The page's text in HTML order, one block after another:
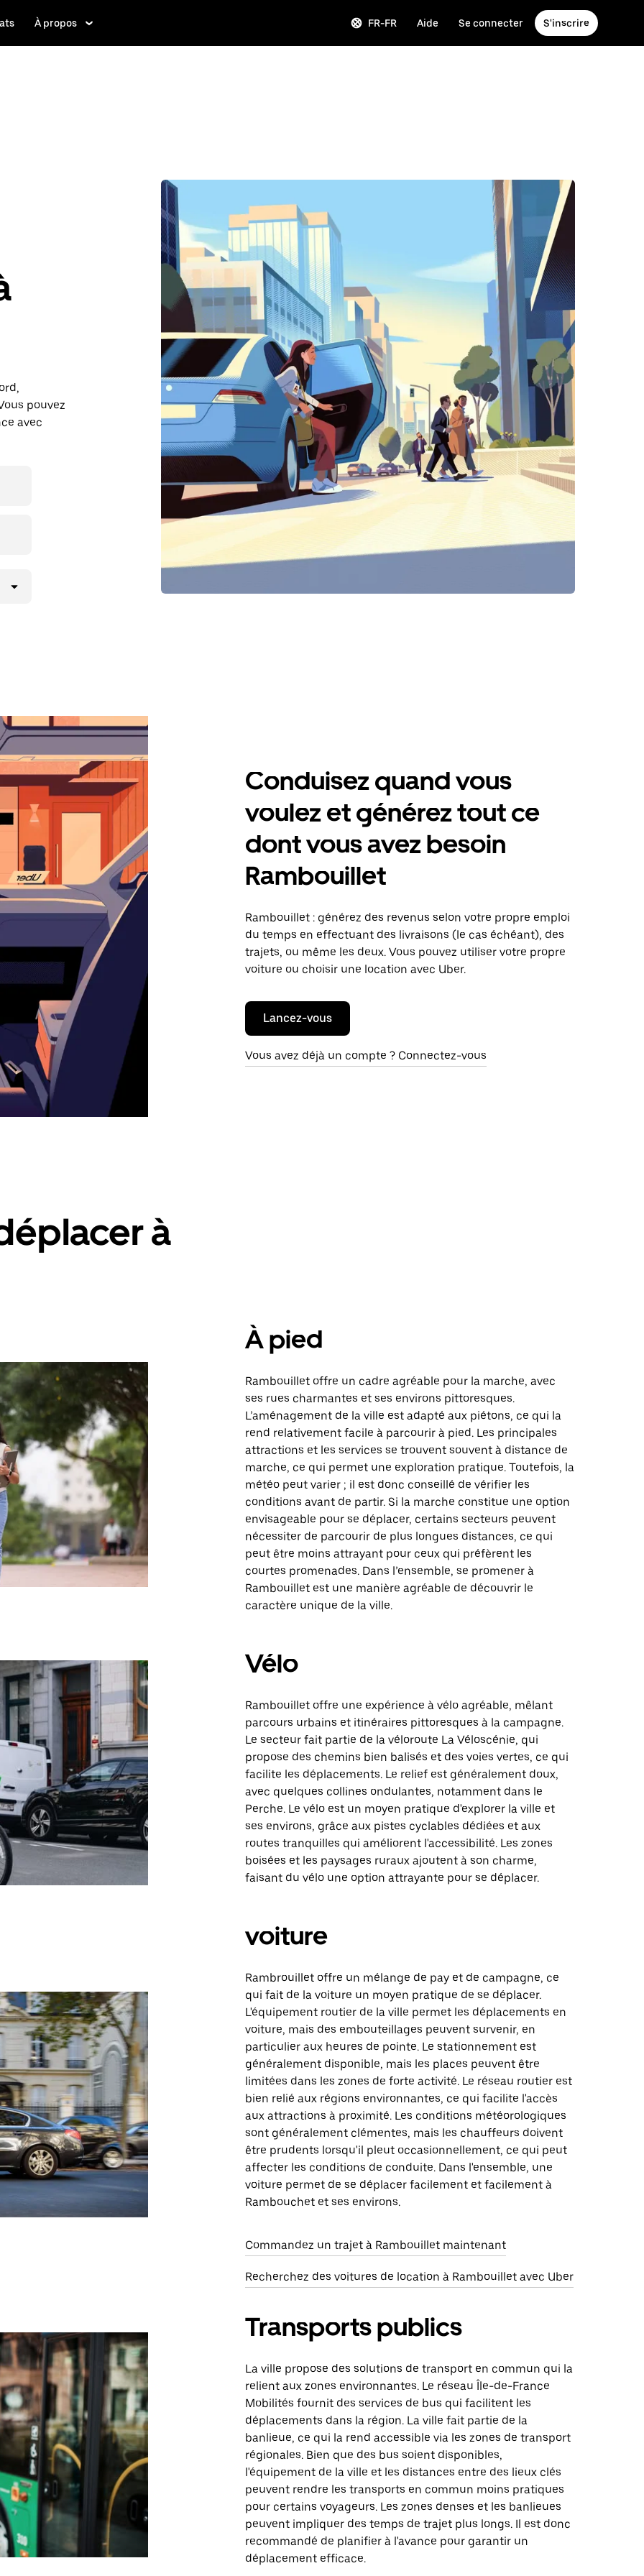
À propos FR-FR Aide Se connecter S'inscrire
pouvez
avec
Conduisez quand vous
voulez et générez tout ce
dont vous avez besoin
Rambouillet
Rambouillet : générez des revenus selon votre propre emploi
du temps en effectuant des livraisons (le cas échéant), des
trajets, ou même les deux. Vous pouvez utiliser votre propre
voiture ou choisir une location avec Uber.
Lancez-vous
Vous avez déjà un compte ? Connectez-vous
à
À pied
Rambouillet offre un cadre agréable pour la marche, avec
ses rues charmantes et ses environs pittoresques.
L’aménagement de la ville est adapté aux piétons, ce qui la
rend relativement facile à parcourir à pied. Les principales
attractions et les services se trouvent souvent à distance de
marche, ce qui permet une exploration pratique. Toutefois, la
météo peut varier ; il est donc conseillé de vérifier les
conditions avant de partir. Si la marche constitue une option
envisageable pour se déplacer, certains secteurs peuvent
nécessiter de parcourir de plus longues distances, ce qui
peut être moins attrayant pour ceux qui préfèrent les
courtes promenades. Dans l’ensemble, se promener à
Rambouillet est une manière agréable de découvrir le
caractère unique de la ville.
Vélo
Rambouillet offre une expérience à vélo agréable, mêlant
parcours urbains et itinéraires pittoresques à la campagne.
Le secteur fait partie de la véloroute La Véloscénie, qui
propose des chemins bien balisés et des voies vertes, ce qui
facilite les déplacements. Le relief est généralement doux,
avec quelques collines ondulantes, notamment dans le
Perche. Le vélo est un moyen pratique d'explorer la ville et
ses environs, grâce aux pistes cyclables dédiées et aux
routes tranquilles qui améliorent l'accessibilité. Les zones
boisées et les paysages ruraux ajoutent à son charme,
faisant du vélo une option attrayante pour se déplacer.
voiture
Rambrouillet offre un mélange de pay et de campagne, ce
qui fait de la voiture un moyen pratique de se déplacer.
L'équipement routier de la ville permet les déplacements en
voiture, mais des embouteillages peuvent survenir, en
particulier aux heures de pointe. Le stationnement est
généralement disponible, mais les places peuvent être
limitées dans les zones de forte activité. Le réseau routier est
bien relié aux régions environnantes, ce qui facilite l'accès
aux attractions à proximité. Les conditions météorologiques
sont généralement clémentes, mais les chauffeurs doivent
être prudents lorsqu'il pleut occasionnellement, ce qui peut
affecter les conditions de conduite. Dans l'ensemble, une
voiture permet de se déplacer facilement et facilement à
Rambouchet et ses environs.
Commandez un trajet à Rambouillet maintenant
Recherchez des voitures de location à Rambouillet avec Uber
Transports publics
La ville propose des solutions de transport en commun qui la
relient aux zones environnantes. Le réseau Île-de-France
Mobilités fournit des services de bus qui facilitent les
déplacements dans la région. La ville fait partie de la
banlieue, ce qui la rend accessible via les zones de transport
régionales. Bien que des bus soient disponibles,
l'équipement de la ville et les distances entre des lieux clés
peuvent rendre les transports en commun moins pratiques
pour certains voyageurs. Les zones denses et les banlieues
peuvent impliquer des temps de trajet plus longs. Il est donc
recommandé de planifier à l'avance pour garantir un
déplacement efficace.